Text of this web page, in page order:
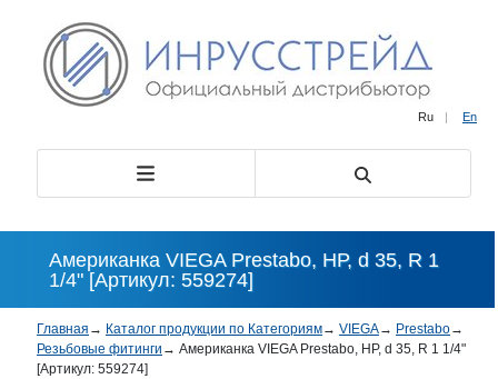
Ru | En
Американка VIEGA Prestabo, НР, d 35, R 1
1/4" [Артикул: 559274]
Главная → Каталог продукции по Категориям→ VIEGA→ Prestabo→
Резьбовые фитинги → Американка VIEGA Prestabo, НР, d 35, R 1 1/4"
[Артикул: 559274]